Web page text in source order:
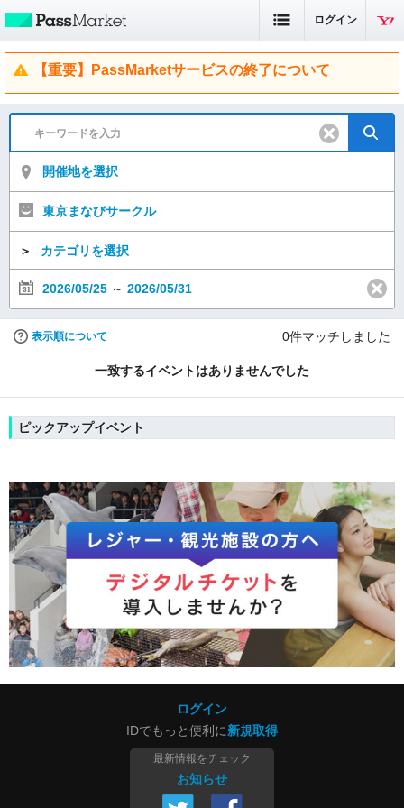
ログイン
【重要】PassMarketサービスの終了について
開催地を選択
東京まなびサークル
＞ カテゴリを選択
2026/05/25 ～ 2026/05/31
表示順について 0件マッチしました
一致するイベントはありませんでした
ピックアップイベント
ログイン
IDでもっと便利に新規取得
最新情報をチェック
お知らせ